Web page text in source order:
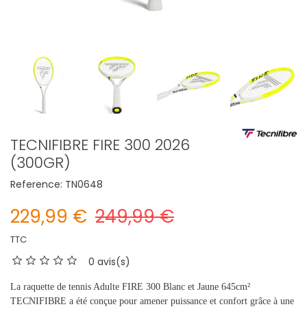
TECNIFIBRE FIRE 300 2026
(300GR)
Reference: TN0648
229,99 € 249,99 €
TTC
0 avis(s)
La raquette de tennis Adulte FIRE 300 Blanc et Jaune 645cm²
TECNIFIBRE a été conçue pour amener puissance et confort grâce à une